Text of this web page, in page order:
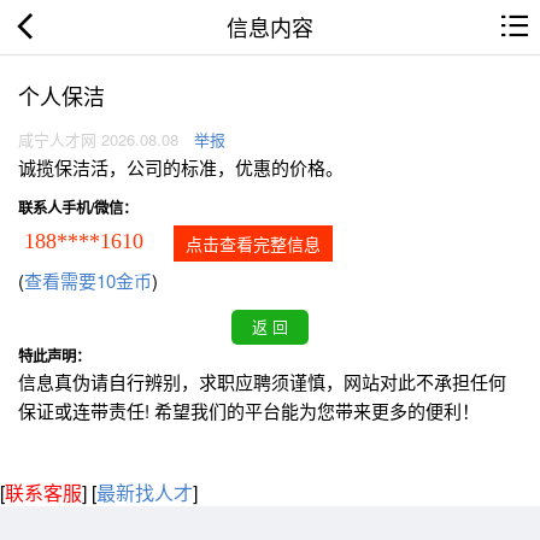
信息内容
个人保洁
咸宁人才网 2026.08.08 举报
诚揽保洁活，公司的标准，优惠的价格。
联系人手机/微信：
188****1610 点击查看完整信息
(查看需要10金币)
特此声明：
信息真伪请自行辨别，求职应聘须谨慎，网站对此不承担任何
保证或连带责任! 希望我们的平台能为您带来更多的便利！
[联系客服] [最新找人才]